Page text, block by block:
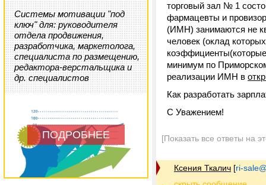
Системы мотивации "под
ключ" для: руководителя
отдела продвижения,
разработчика, маркетолога,
специалиста по размещению,
редактора-верстальщика и
др. специалистов
ПОДРОБНЕЕ
торговый зал № 1
фармацевты и
(ИМН) занимаются не
человек (оклад
минимум по
реализации ИМН в
Как разработать
С Уважением!
[Показать все ответы на
Ксения Ткалич [ri-